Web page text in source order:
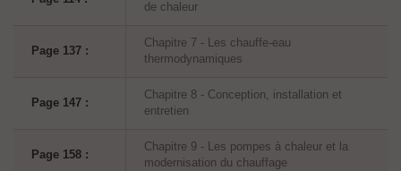
de chaleur
Page 137 :
Chapitre 7 - Les chauffe-eau
thermodynamiques
Page 147 :
Chapitre 8 - Conception, installation et
entretien
Page 158 :
Chapitre 9 - Les pompes à chaleur et la
modernisation du chauffage